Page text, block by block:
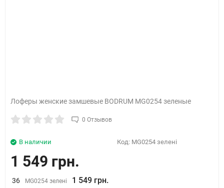
Лоферы женские замшевые BODRUM MG0254 зеленые
0 Отзывов
В наличии Код: MG0254 зелені
1 549 грн.
36 MG0254 зелені 1 549 грн.